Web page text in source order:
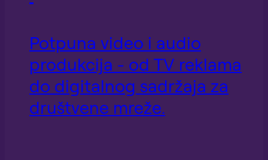
Potpuna video i audio
produkcija - od TV reklama
do digitalnog sadržaja za
društvene mreže.